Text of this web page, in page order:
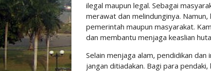
ilegal maupun legal. Sebagai
merawat dan melindunginya.
pemerintah maupun masyarakat.
dan membantu menjaga keaslian
Selain menjaga alam, pendidikan
jangan ditiadakan. Bagi para